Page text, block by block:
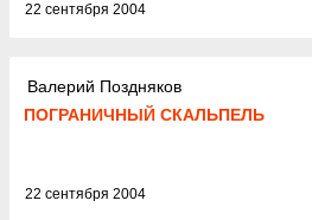
22 сентября 2004
Валерий Поздняков
ПОГРАНИЧНЫЙ СКАЛЬПЕЛЬ
22 сентября 2004